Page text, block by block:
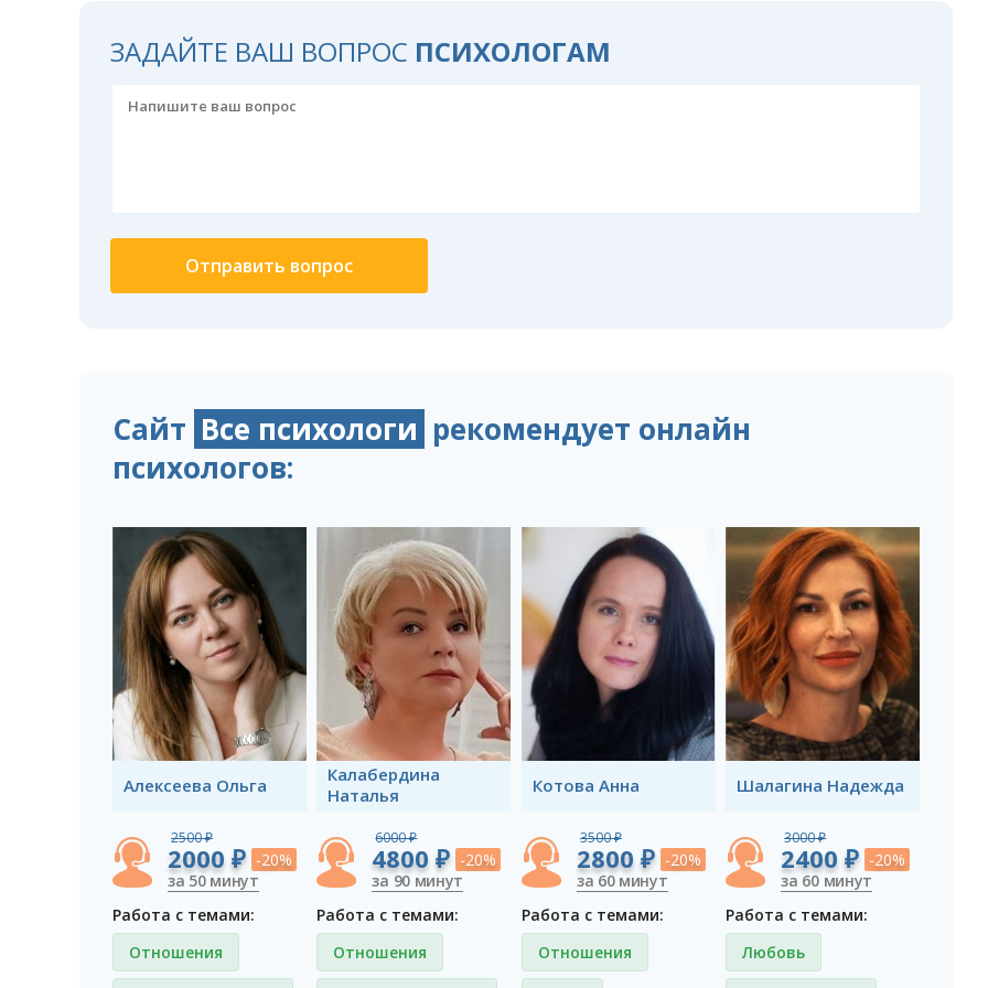
ЗАДАЙТЕ ВАШ ВОПРОС ПСИХОЛОГАМ
Сайт Все психологи рекомендует онлайн
психологов:
Алексеева Ольга
2500 ₽
2000 ₽ -20%
за 50 минут
Работа с темами:
Отношения
Калабердина
Наталья
6000 ₽
4800 ₽ -20%
за 90 минут
Работа с темами:
Отношения
Котова Анна
3500 ₽
2800 ₽ -20%
за 60 минут
Работа с темами:
Отношения
Шалагина Надежда
3000 ₽
2400 ₽ -20%
за 60 минут
Работа с темами:
Любовь